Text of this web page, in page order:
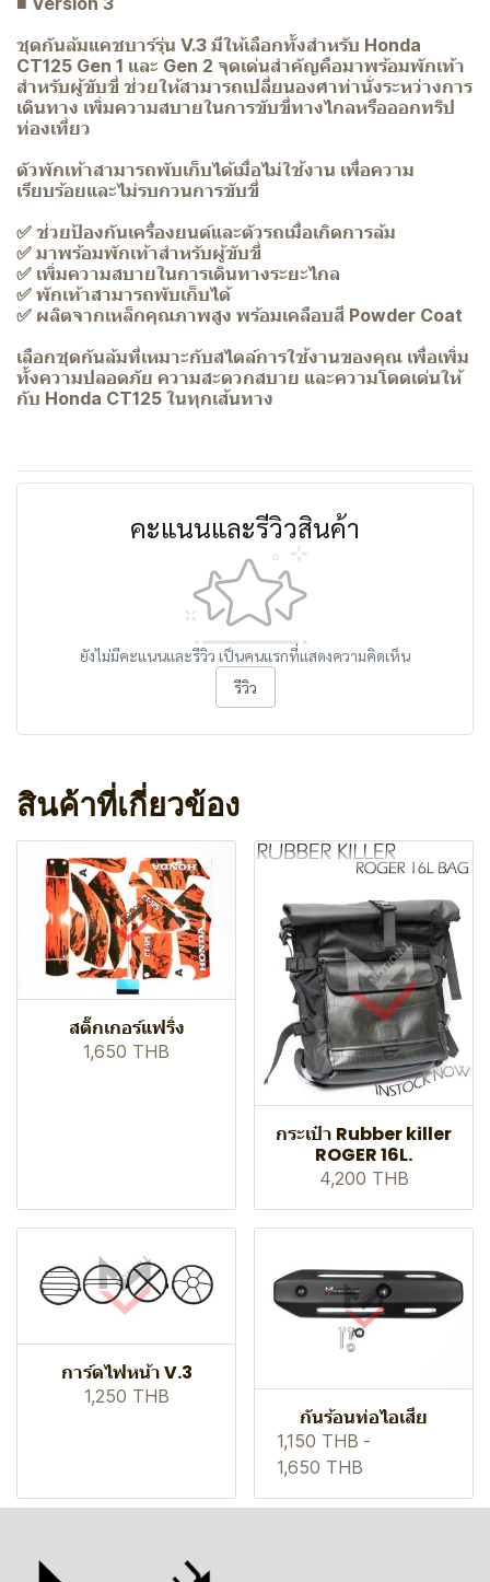
ชุดกันล้มแคชบาร์รุ่น V.3 มีให้เลือกทั้งสำหรับ Honda
CT125 Gen 1 และ Gen 2 จุดเด่นสำคัญคือมาพร้อมพักเท้า
สำหรับผู้ขับขี่ ช่วยให้สามารถเปลี่ยนองศาท่านั่งระหว่างการ
เดินทาง เพิ่มความสบายในการขับขี่ทางไกลหรือออกทริป
ท่องเที่ยว
ตัวพักเท้าสามารถพับเก็บได้เมื่อไม่ใช้งาน เพื่อความ
เรียบร้อยและไม่รบกวนการขับขี่
✅ ช่วยป้องกันเครื่องยนต์และตัวรถเมื่อเกิดการล้ม
✅ มาพร้อมพักเท้าสำหรับผู้ขับขี่
✅ เพิ่มความสบายในการเดินทางระยะไกล
✅ พักเท้าสามารถพับเก็บได้
✅ ผลิตจากเหล็กคุณภาพสูง พร้อมเคลือบสี Powder Coat
เลือกชุดกันล้มที่เหมาะกับสไตล์การใช้งานของคุณ เพื่อเพิ่ม
ทั้งความปลอดภัย ความสะดวกสบาย และความโดดเด่นให้
กับ Honda CT125 ในทุกเส้นทาง
คะแนนและรีวิวสินค้า
ยังไม่มีคะแนนและรีวิว เป็นคนแรกที่แสดงความคิดเห็น
รีวิว
สินค้าที่เกี่ยวข้อง
สติ๊กเกอร์แฟริ่ง
1,650 THB
กระเป๋า Rubber killer
ROGER 16L.
4,200 THB
การ์ดไฟหน้า V.3
1,250 THB
กันร้อนท่อไอเสีย
1,150 THB -
1,650 THB